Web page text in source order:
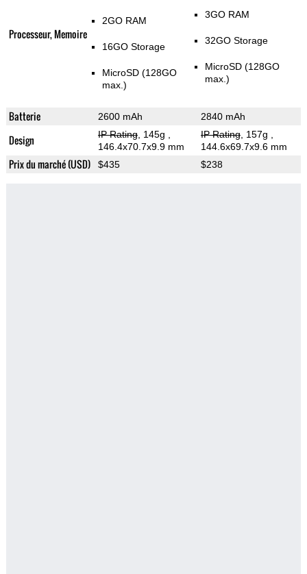
Processeur, Memoire
2GO RAM
16GO Storage
MicroSD (128GO
max.)
3GO RAM
32GO Storage
MicroSD (128GO
max.)
Batterie 2600 mAh 2840 mAh
Design IP Rating, 145g
146.4x70.7x9.9 mm
IP Rating, 157g
144.6x69.7x9.6 mm
Prix du marché (USD) $435 $238